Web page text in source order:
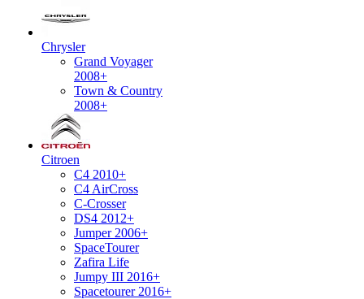
Chrysler
Grand Voyager
2008+
Town & Country
2008+
Citroen
C4 2010+
C4 AirCross
C-Crosser
DS4 2012+
Jumper 2006+
SpaceTourer
Zafira Life
Jumpy III 2016+
Spacetourer 2016+